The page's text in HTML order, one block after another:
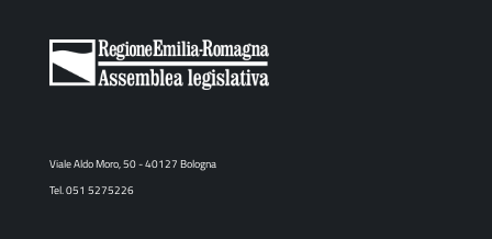
Viale Aldo Moro, 50 - 40127 Bologna
Tel. 051 5275226